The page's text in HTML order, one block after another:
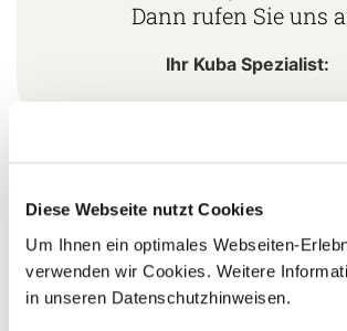
Diese Webseite nutzt Cookies
Um Ihnen ein optimales Webseiten-
verwenden wir Cookies. Weitere
in unseren Datenschutzhinweisen.
Dann rufen Sie uns
Ihr Kuba Spezialist:
die richtige Entscheidung
1
Fernreisespezialist
25 Jahren